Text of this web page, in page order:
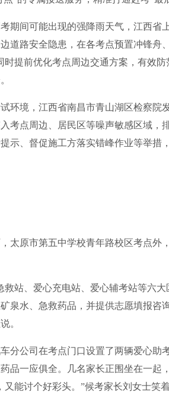
间可能出现的强降雨天气，江西省上
道路安全隐患，在各考点预置冲锋舟
时提前优化考点周边交通方案，有效
境，江西省南昌市青山湖区检察院
考点周边、居民区等噪声敏感区域，
示、督促施工方落实错峰作业等举措
原市第五中学校青年路校区考点外，
、爱心充电站、爱心辅考站等六大
泉水、急救药品，并提供志愿填报咨
。
公司在考点门口设置了两辆爱心助
品一应俱全。几名家长正围坐在一起
能讨个好彩头。”候考家长刘女士笑着